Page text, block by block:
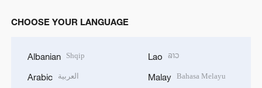
CHOOSE YOUR LANGUAGE
Albanian Shqip
Arabic العربية
Lao ລາວ
Malay Bahasa Melayu